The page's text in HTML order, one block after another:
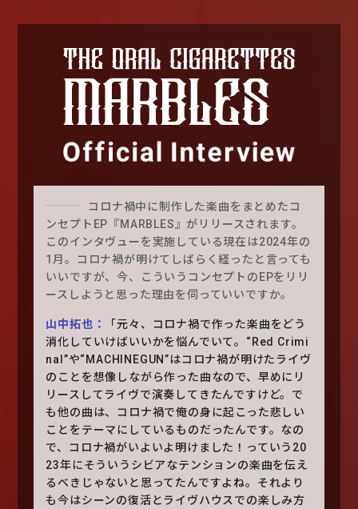
コロナ禍中に制作した楽曲をまとめたコ
ンセプトEP『MARBLES』がリリースされます。
このインタヴューを実施している現在は2024年の
1月。コロナ禍が明けてしばらく経ったと言っても
いいですが、今、こういうコンセプトのEPをリリ
ースしようと思った理由を伺っていいですか。
山中拓也：
「元々、コロナ禍で作った楽曲をどう
消化していけばいいかを悩んでいて。“Red Crimi
nal”や“MACHINEGUN”はコロナ禍が明けたライヴ
のことを想像しながら作った曲なので、早めにリ
リースしてライヴで演奏してきたんですけど。で
も他の曲は、コロナ禍で俺の身に起こった悲しい
ことをテーマにしているものだったんです。なの
で、コロナ禍がいよいよ明けました！っていう20
23年にそういうシビアなテンションの楽曲を伝え
るべきじゃないと思ってたんですよね。それより
も今はシーンの復活とライヴハウスでの楽しみ方